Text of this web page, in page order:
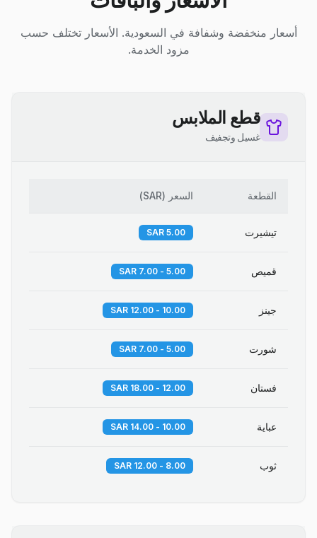
أسعار منخفضة وشفافة في السعودية. الأسعار تختلف حسب
مزود الخدمة.
قطع الملابس
غسيل وتجفيف
القطعة السعر (
SAR
)
تيشيرت 5.00 SAR
قميص 5.00 - 7.00 SAR
جينز 10.00 - 12.00 SAR
شورت 5.00 - 7.00 SAR
فستان 12.00 - 18.00 SAR
عباية 10.00 - 14.00 SAR
ثوب 8.00 - 12.00 SAR